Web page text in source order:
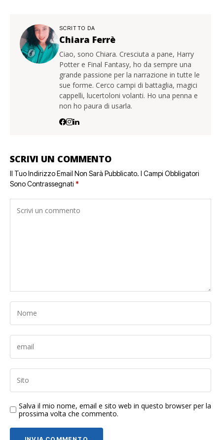
SCRITTO DA
Chiara Ferrè
Ciao, sono Chiara. Cresciuta a pane, Harry
Potter e Final Fantasy, ho da sempre una
grande passione per la narrazione in tutte le
sue forme. Cerco campi di battaglia, magici
cappelli, lucertoloni volanti. Ho una penna e
non ho paura di usarla.
SCRIVI UN COMMENTO
Il Tuo Indirizzo Email Non Sarà Pubblicato. I Campi Obbligatori
Sono Contrassegnati *
Salva il mio nome, email e sito web in questo browser per la
prossima volta che commento.